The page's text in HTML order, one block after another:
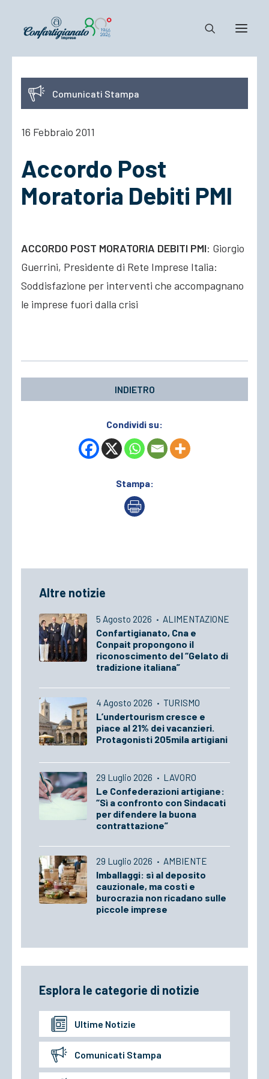
Notizie e Documenti
Confartigianato
Cosa Facciamo
ACCEDI
Comunicati Stampa
16 Febbraio 2011
Accordo Post
Moratoria Debiti PMI
ACCORDO POST MORATORIA DEBITI PMI: Giorgio
Guerrini, Presidente di Rete Imprese Italia:
Soddisfazione per interventi che accompagnano
le imprese fuori dalla crisi
INDIETRO
Condividi su:
Stampa:
Altre notizie
5 Agosto 2026 · ALIMENTAZIONE
Confartigianato, Cna e
Conpait propongono il
riconoscimento del “Gelato di
tradizione italiana”
4 Agosto 2026 · TURISMO
L’undertourism cresce e
piace al 21% dei vacanzieri.
Protagonisti 205mila artigiani
29 Luglio 2026 · LAVORO
Le Confederazioni artigiane:
“Sì a confronto con Sindacati
per difendere la buona
contrattazione”
29 Luglio 2026 · AMBIENTE
Imballaggi: sì al deposito
cauzionale, ma costi e
burocrazia non ricadano sulle
piccole imprese
Esplora le categorie di notizie
Ultime Notizie
Comunicati Stampa